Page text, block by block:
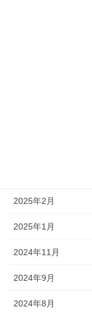
2025年2月
2025年1月
2024年11月
2024年9月
2024年8月